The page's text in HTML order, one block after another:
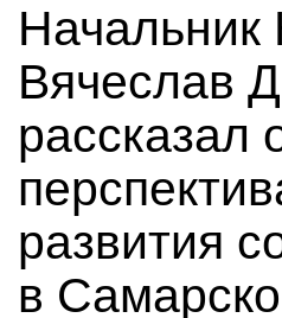
Вячеслав
рассказал
развития
в